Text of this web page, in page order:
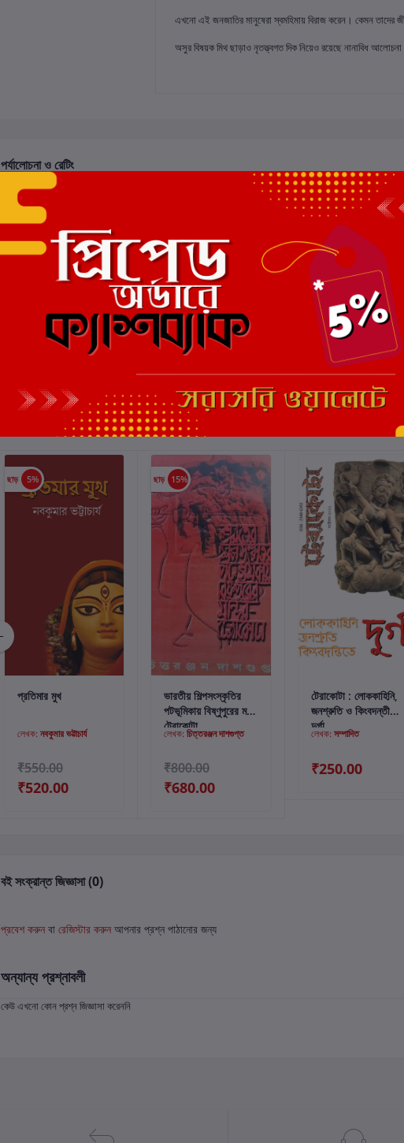
এখনো এই জনজাতির মানুষেরা স্বমহিমায় বিরাজ করেন। কেমন তাদের
অসুর বিষয়ক মিথ ছাড়াও নৃতত্ত্বগত দিক নিয়েও রয়েছে নানাবিধ
পর্যালোচনা ও রেটিং
0 মোট 5.0 -এ (0 পর্যালোচনা)
এই বইয়ের জন্য এখনও কোন
সংশ্লিষ্ট বই
ছাড় 5%
কার্টে যোগ করুন
প্রতিমার মুখ
লেখক: নবকুমার ভট্টাচার্য
₹550.00
₹520.00
ছাড় 15%
কার্টে যোগ করুন
ভারতীয় শিল্পসংস্কৃতির
পটভূমিকায় বিষ্ণুপুরের মন্দির
টেরাকোটা
লেখক: চিত্তরঞ্জন দাশগুপ্ত
₹800.00
₹680.00
কার্টে যোগ করুন
টেরাকোটা : লোককাহিনি,
জনশ্রুতি ও কিংবদন্তীতে
দুর্গা
লেখক: সম্পাদিত
₹250.00
বই সংক্রান্ত জিজ্ঞাসা (0)
প্রবেশ করুন বা রেজিস্টার করুন আপনার প্রশ্ন পাঠানোর জন্য
অন্যান্য প্রশ্নাবলী
কেউ এখনো কোন প্রশ্ন জিজ্ঞাসা করেননি